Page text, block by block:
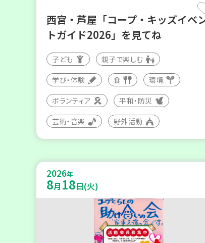
西宮・芦屋「コープ・キッズイベ
トガイド2026」を見てね
子ども 親子で楽しむ
学び・体験 食 環境
ボランティア 平和・防災
芸術・音楽 野外活動
2026年
8月 18日(火)